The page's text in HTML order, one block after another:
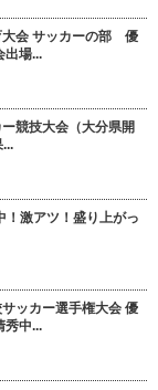
大会 サッカーの部 優
出場...
競技大会（大分県開
！激アツ！盛り上がっ
ッカー選手権大会 優
秀中...